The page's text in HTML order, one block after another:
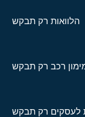
הלוואות רק תבקש
רכב רק תבקש
לעסקים רק תבקש